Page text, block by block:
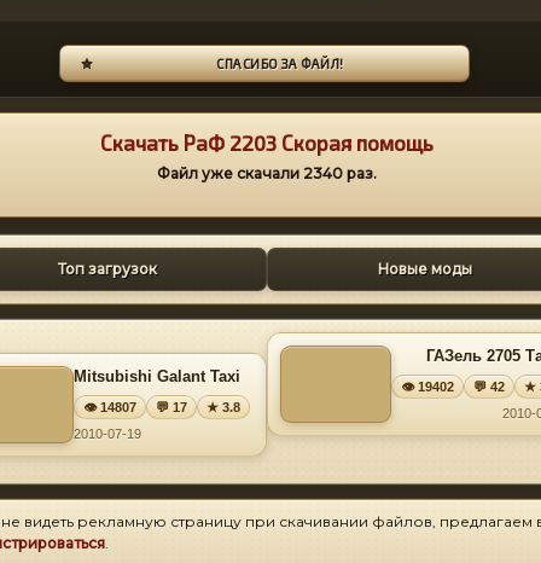
СПАСИБО ЗА ФАЙЛ!
Скачать РаФ 2203 Скорая помощь
Файл уже скачали 2340раз.
Топ загрузок Новые моды
Mitsubishi Galant Taxi
👁 14807 💬 17
★ 3.8
2010-07-19
ГАЗель 2705
👁 19402 💬 42
★
2010-
видеть рекламную страницу при скачивании файлов, предлагаем
.